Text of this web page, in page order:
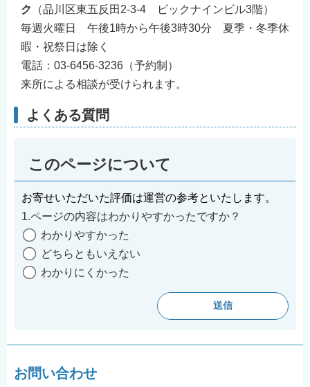
ク
（品川区東五反田2-3-4 ビックナインビル3階）
毎週火曜日 午後1時から午後3時30分 夏季・冬季休
暇・祝祭日は除く
電話：03-6456-3236（予約制）
来所による相談が受けられます。
よくある質問
このページについて
お寄せいただいた評価は運営の参考といたします。
1.ページの内容はわかりやすかったですか？
わかりやすかった
どちらともいえない
わかりにくかった
お問い合わせ